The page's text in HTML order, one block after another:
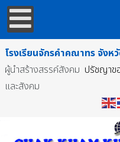
โรงเรียนจักรคำคณาทร จังห
ผู้นำสร้างสรรค์สังคม ปรัชญาข
และสังคม